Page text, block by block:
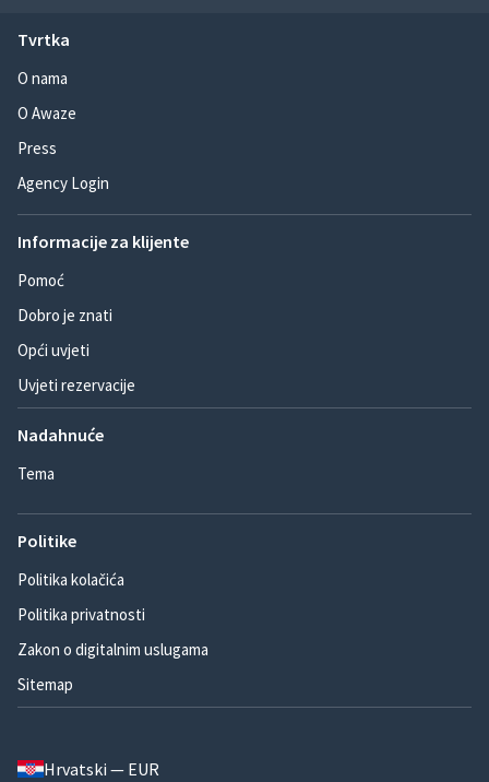
Tvrtka
O nama
O Awaze
Press
Agency Login
Informacije za klijente
Pomoć
Dobro je znati
Opći uvjeti
Uvjeti rezervacije
Nadahnuće
Tema
Politike
Politika kolačića
Politika privatnosti
Zakon o digitalnim uslugama
Sitemap
Hrvatski — EUR